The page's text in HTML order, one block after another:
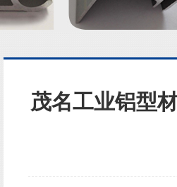
茂名工业铝型